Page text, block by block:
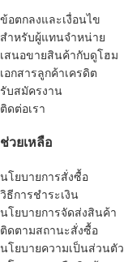
ข้อตกลงและเงื่อนไข
สำหรับผู้แทนจำหน่าย
เสนอขายสินค้ากับดูโฮม
เอกสารลูกค้าเครดิต
รับสมัครงาน
ติดต่อเรา
ช่วยเหลือ
นโยบายการสั่งซื้อ
วิธีการชำระเงิน
นโยบายการจัดส่งสินค้า
ติดตามสถานะสั่งซื้อ
นโยบายความเป็นส่วนตัว